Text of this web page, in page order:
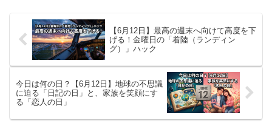
【6月12日】最高の週末へ向けて高度を下
げる！金曜日の「着陸（ランディン
グ）」ハック
今日は何の日？【6月12日】地球の不思議
に迫る「日記の日」と、家族を笑顔にす
る「恋人の日」